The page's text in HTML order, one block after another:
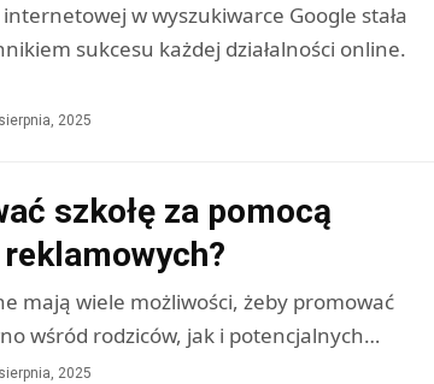
w wyszukiwarce Google stała
sukcesu każdej działalności online.
2025
szkołę za pomocą
mają wiele możliwości, żeby promować
wśród rodziców, jak i potencjalnych…
2025